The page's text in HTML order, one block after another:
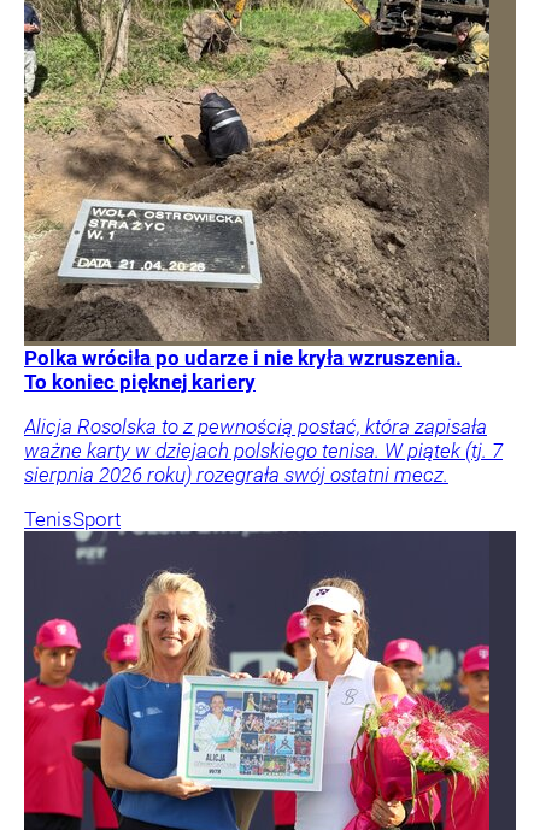
Polka wróciła po udarze i nie kryła wzruszenia.
To koniec pięknej kariery
Alicja Rosolska to z pewnością postać, która zapisała
ważne karty w dziejach polskiego tenisa. W piątek (tj. 7
sierpnia 2026 roku) rozegrała swój ostatni mecz.
TenisSport